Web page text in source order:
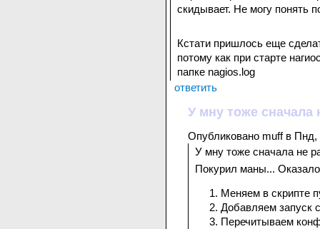
скидывает. Не могу понять
Кстати пришлось еще
потому как при старте
папке nagios.log
ответить
У мну тоже сначала
Опубликовано muff в Пнд,
У мну тоже сначала не
Покурил маны...
Меняем в скрипте
Добавляем запуск
Перечитываем